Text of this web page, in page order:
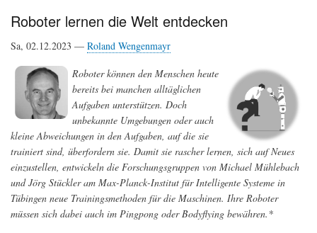
Roboter lernen die Welt entdecken
Sa, 02.12.2023 — Roland Wengenmayr
Roboter können den Menschen heute
bereits bei manchen alltäglichen
Aufgaben unterstützen. Doch
unbekannte Umgebungen oder auch
kleine Abweichungen in den Aufgaben, auf die sie
trainiert sind, überfordern sie. Damit sie rascher lernen, sich auf Neues
einzustellen, entwickeln die Forschungsgruppen von Michael Mühlebach
und Jörg Stückler am Max-Planck-Institut für Intelligente Systeme in
Tübingen neue Trainingsmethoden für die Maschinen. Ihre Roboter
müssen sich dabei auch im Pingpong oder Bodyflying bewähren.*